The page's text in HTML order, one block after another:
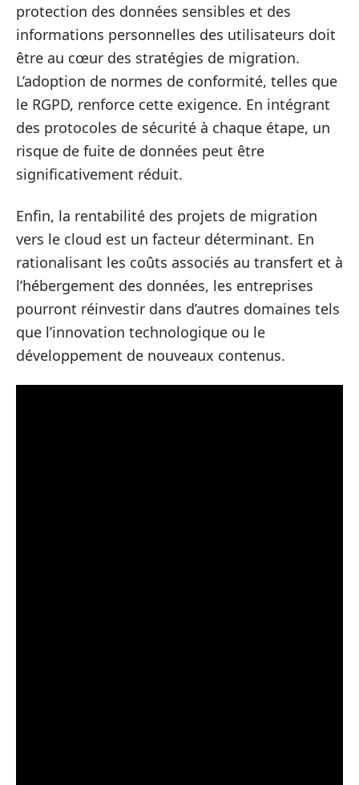
protection des données sensibles et des
informations personnelles des utilisateurs doit
être au cœur des stratégies de migration.
L’adoption de normes de conformité, telles que
le RGPD, renforce cette exigence. En intégrant
des protocoles de sécurité à chaque étape, un
risque de fuite de données peut être
significativement réduit.
Enfin, la rentabilité des projets de migration
vers le cloud est un facteur déterminant. En
rationalisant les coûts associés au transfert et à
l’hébergement des données, les entreprises
pourront réinvestir dans d’autres domaines tels
que l’innovation technologique ou le
développement de nouveaux contenus.